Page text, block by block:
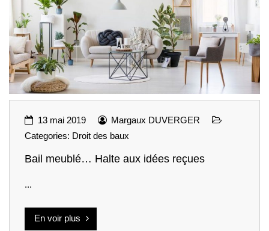
13 mai 2019
Margaux DUVERGER
Categories: Droit des baux
Bail meublé… Halte aux idées reçues
...
En voir plus